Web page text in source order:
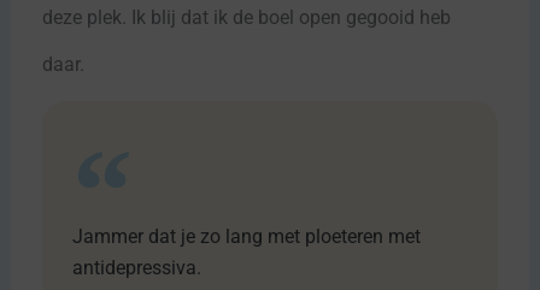
deze plek. Ik blij dat ik de boel open gegooid heb
daar.
Jammer dat je zo lang met ploeteren met
antidepressiva.